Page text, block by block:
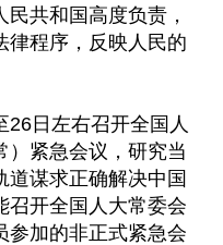
共和国高度负责，
律程序，反映人民的
26日左右召开全国人
）紧急会议，研究当
道谋求正确解决中国
召开全国人大常委会
参加的非正式紧急会